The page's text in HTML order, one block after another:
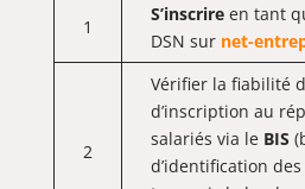
1
S’inscrireen tant
DSN sur net-
2
Vérifier la fiabilité
d’inscription au
salariés via le BIS
d’identification